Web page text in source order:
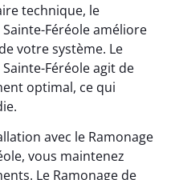
technique, le
Féréole améliore
votre système. Le
Féréole agit de
optimal, ce qui
avec le Ramonage
vous maintenez
Le Ramonage de